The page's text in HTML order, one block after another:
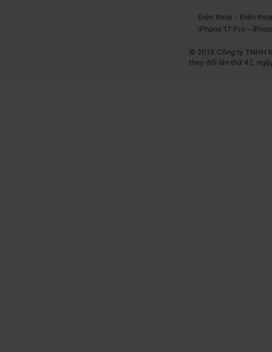
Điện thoại - Điện
iPhone 17 Pro -
© 2018 Công ty TNHH
thay đổi lần thứ 42,